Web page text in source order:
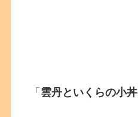
「 雲丹といくらの小丼